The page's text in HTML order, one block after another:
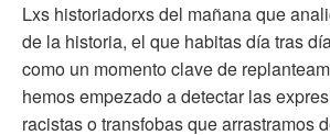
Lxs historiadorxs del mañana que
de la historia, el que habitas día tras
como un momento clave de
hemos empezado a detectar las
racistas o transfobas que arrastramos